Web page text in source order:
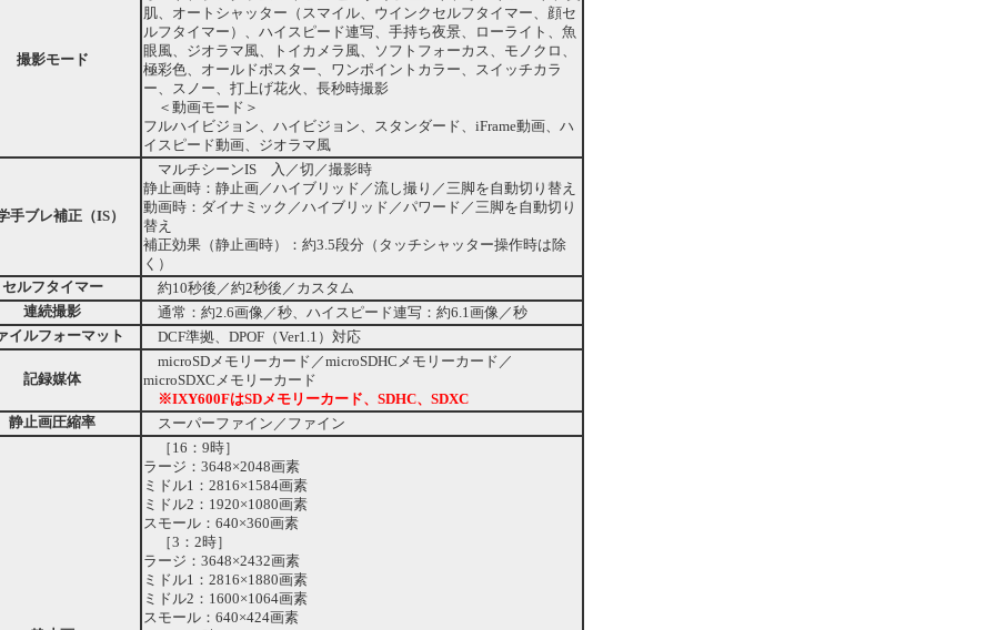
撮影モード
肌、オートシャッター（スマイル、ウインクセルフタイマー、顔セ
ルフタイマー）、ハイスピード連写、手持ち夜景、ローライト、魚
眼風、ジオラマ風、トイカメラ風、ソフトフォーカス、モノクロ、
極彩色、オールドポスター、ワンポイントカラー、スイッチカラ
ー、スノー、打上げ花火、長秒時撮影
＜動画モード＞
フルハイビジョン、ハイビジョン、スタンダード、iFrame動画、ハ
イスピード動画、ジオラマ風
手ブレ補正（IS）
マルチシーンIS 入／切／撮影時
静止画時：静止画／ハイブリッド／流し撮り／三脚を自動切り替え
動画時：ダイナミック／ハイブリッド／パワード／三脚を自動切り
替え
補正効果（静止画時）：約3.5段分（タッチシャッター操作時は除
く）
セルフタイマー
約10秒後／約2秒後／カスタム
連続撮影
通常：約2.6画像／秒、ハイスピード連写：約6.1画像／秒
イルフォーマット
DCF準拠、DPOF（Ver1.1）対応
記録媒体
microSDメモリーカード／microSDHCメモリーカード／
microSDXCメモリーカード
※IXY600FはSDメモリーカード、SDHC、SDXC
静止画圧縮率
スーパーファイン／ファイン
［16：9時］
ラージ：3648×2048画素
ミドル1：2816×1584画素
ミドル2：1920×1080画素
スモール：640×360画素
［3：2時］
ラージ：3648×2432画素
ミドル1：2816×1880画素
ミドル2：1600×1064画素
スモール：640×424画素